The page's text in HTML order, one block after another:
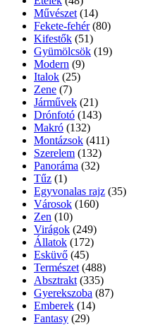
Művészet (14)
Fekete-fehér (80)
Kifestők (51)
Gyümölcsök (19)
Modern (9)
Italok (25)
Zene (7)
Járművek (21)
Drónfotó (143)
Makró (132)
Montázsok (411)
Szerelem (132)
Panoráma (32)
Tűz (1)
Egyvonalas rajz (35)
Városok (160)
Zen (10)
Virágok (249)
Állatok (172)
Esküvő (45)
Természet (488)
Absztrakt (335)
Gyerekszoba (87)
Emberek (14)
Fantasy (29)